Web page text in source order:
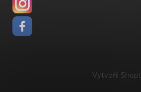
Vytvořil